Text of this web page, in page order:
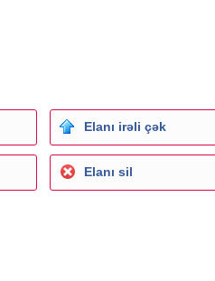
Elanı irəli çək
Elanı sil